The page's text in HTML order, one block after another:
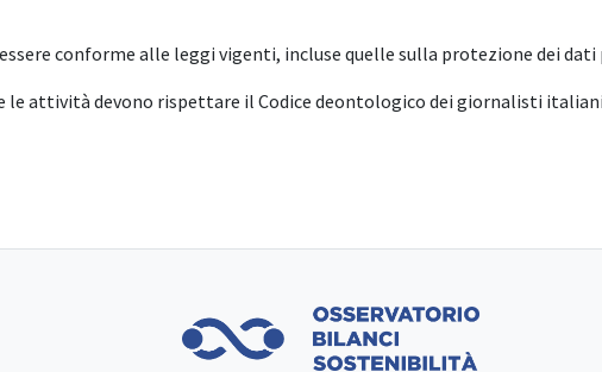
conforme alle leggi vigenti, incluse quelle sulla protezione dei
le attività devono rispettare il Codice deontologico dei giornalisti